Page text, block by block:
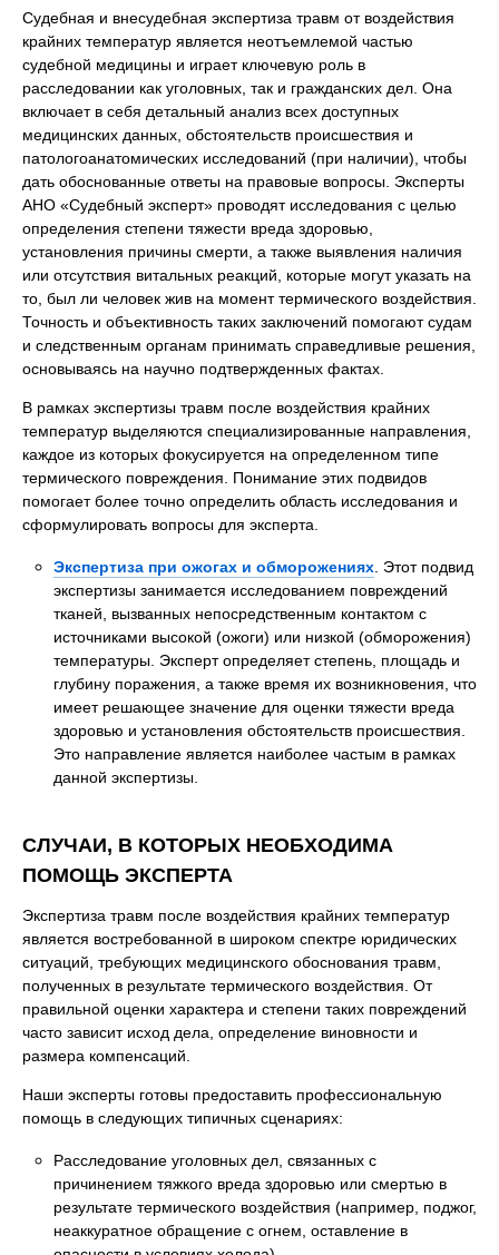
Судебная и внесудебная экспертиза травм от воздействия
крайних температур является неотъемлемой частью
судебной медицины и играет ключевую роль в
расследовании как уголовных, так и гражданских дел. Она
включает в себя детальный анализ всех доступных
медицинских данных, обстоятельств происшествия и
патологоанатомических исследований (при наличии), чтобы
дать обоснованные ответы на правовые вопросы. Эксперты
АНО «Судебный эксперт» проводят исследования с целью
определения степени тяжести вреда здоровью,
установления причины смерти, а также выявления наличия
или отсутствия витальных реакций, которые могут указать на
то, был ли человек жив на момент термического воздействия.
Точность и объективность таких заключений помогают судам
и следственным органам принимать справедливые решения,
основываясь на научно подтвержденных фактах.
В рамках экспертизы травм после воздействия крайних
температур выделяются специализированные направления,
каждое из которых фокусируется на определенном типе
термического повреждения. Понимание этих подвидов
помогает более точно определить область исследования и
сформулировать вопросы для эксперта.
Экспертиза при ожогах и обморожениях. Этот подвид
экспертизы занимается исследованием повреждений
тканей, вызванных непосредственным контактом с
источниками высокой (ожоги) или низкой (обморожения)
температуры. Эксперт определяет степень, площадь и
глубину поражения, а также время их возникновения, что
имеет решающее значение для оценки тяжести вреда
здоровью и установления обстоятельств происшествия.
Это направление является наиболее частым в рамках
данной экспертизы.
СЛУЧАИ, В КОТОРЫХ НЕОБХОДИМА
ПОМОЩЬ ЭКСПЕРТА
Экспертиза травм после воздействия крайних температур
является востребованной в широком спектре юридических
ситуаций, требующих медицинского обоснования травм,
полученных в результате термического воздействия. От
правильной оценки характера и степени таких повреждений
часто зависит исход дела, определение виновности и
размера компенсаций.
Наши эксперты готовы предоставить профессиональную
помощь в следующих типичных сценариях:
Расследование уголовных дел, связанных с
причинением тяжкого вреда здоровью или смертью в
результате термического воздействия (например, поджог,
неаккуратное обращение с огнем, оставление в